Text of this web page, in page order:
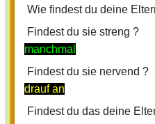
Wie findest du deine
Findest du
manchmal
Findest du sie
drauf an
Findest du das deine